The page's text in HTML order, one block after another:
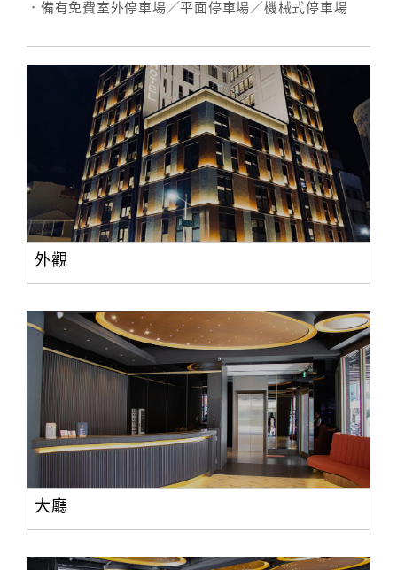
．備有免費室外停車場／平面停車場／機械式停車場
外觀
大廳